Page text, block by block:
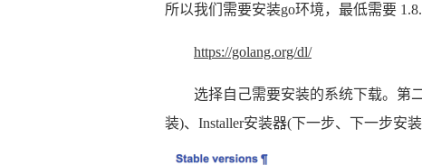
所以我们需要安装go环境，最低需要
https://golang.org/dl/
选择自己需要安装的系统下载。第
装)、Installer安装器(下一步、下一步安